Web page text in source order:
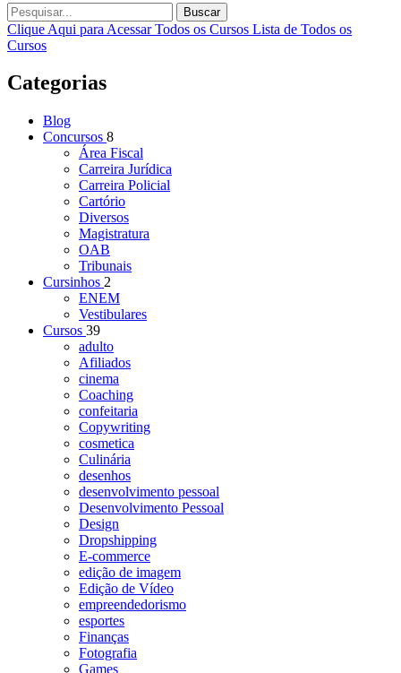
Buscar
Clique Aqui para Acessar Todos os Cursos Lista de Todos os
Cursos
Categorias
Blog
Concursos 8
Área Fiscal
Carreira Jurídica
Carreira Policial
Cartório
Diversos
Magistratura
OAB
Tribunais
Cursinhos 2
ENEM
Vestibulares
Cursos 39
adulto
Afiliados
cinema
Coaching
confeitaria
Copywriting
cosmetica
Culinária
desenhos
desenvolvimento pessoal
Desenvolvimento Pessoal
Design
Dropshipping
E-commerce
edição de imagem
Edição de Vídeo
empreendedorismo
esportes
Finanças
Fotografia
Games